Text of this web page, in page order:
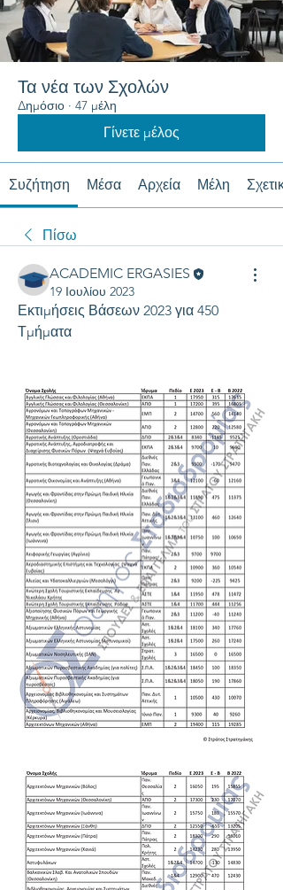
Τα νέα των Σχολών
Δημόσιο · 47 μέλη
Γίνετε μέλος
Συζήτηση Μέσα Αρχεία Μέλη
Πίσω
ACADEMIC ERGASIES
19 Ιουλίου 2023
Εκτιμήσεις Βάσεων 2023 για 450
Τμήματα